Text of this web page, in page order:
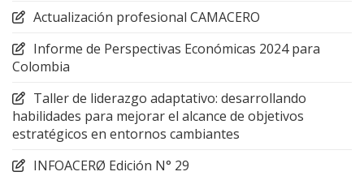
Actualización profesional CAMACERO
Informe de Perspectivas Económicas 2024 para
Colombia
Taller de liderazgo adaptativo: desarrollando
habilidades para mejorar el alcance de objetivos
estratégicos en entornos cambiantes
INFOACERØ Edición N° 29